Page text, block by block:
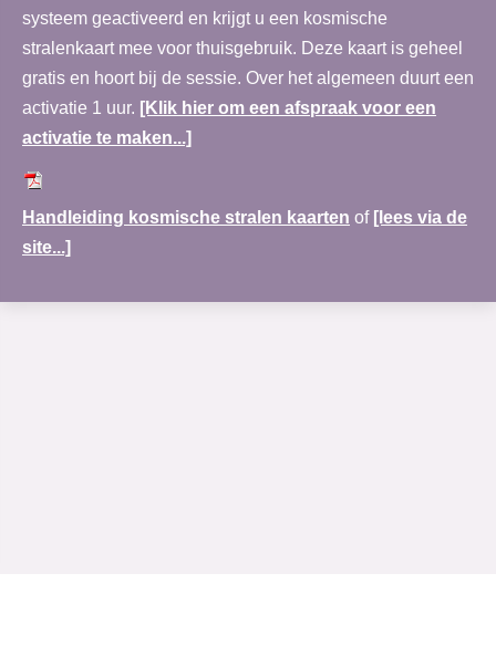
systeem geactiveerd en krijgt u een kosmische
stralenkaart mee voor thuisgebruik. Deze kaart is geheel
gratis en hoort bij de sessie. Over het algemeen duurt een
activatie 1 uur. [Klik hier om een afspraak voor een
activatie te maken...]
Handleiding kosmische stralen kaarten of [lees via de
site...]